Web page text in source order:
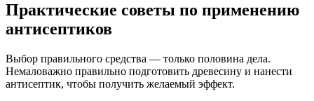
Практические советы по применению
антисептиков
Выбор правильного средства — только половина дела.
Немаловажно правильно подготовить древесину и нанести
антисептик, чтобы получить желаемый эффект.